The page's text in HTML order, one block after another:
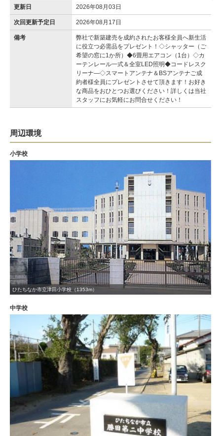
更新日 2026年08月03日
次回更新予定日 2026年08月17日
備考
弊社で新築建売を成約されたお客様全員へ新生活
に役立つ必需品をプレゼント！◇シャッター（ご
希望の窓に1か所）◆6畳用エアコン（1台）◇カ
ーテンレール一式＆全室LED照明◆コードレスク
リーナ―◇スマートアンテナ＆BSアンテナご成
約者様全員にプレゼントさせて頂きます！お好き
な商品をおひとつお選びください！詳しくは当社
スタッフにお気軽にお問合せください！
周辺環境
小学校
ひたちなか市立津田小学校（1353m）
中学校